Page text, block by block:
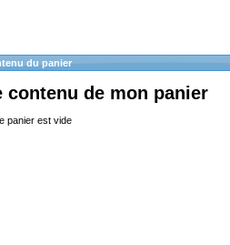
du panier
contenu de mon panier
panier est vide